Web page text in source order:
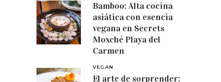
Bamboo: Alta cocina
asiática con esencia
vegana en Secrets
Moxché Playa del
Carmen
VEGAN
El arte de sorprender: